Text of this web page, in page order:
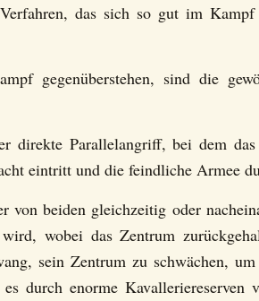
das sich so gut im Kampf
gegenüberstehen, sind die
direkte Parallelangriff, bei dem
eintritt und die feindliche Armee
beiden gleichzeitig oder
wobei das Zentrum
sein Zentrum zu schwächen,
durch enorme